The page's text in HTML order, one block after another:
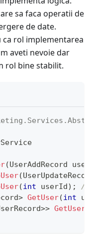
sa faca operatii de
de date.
ca rol implementarea
aveti nevoie dar
rol bine stabilit.
. Services .
(UserAddRecord user
(
(int userId) ;
//
> GetUser(int
>> GetUsers